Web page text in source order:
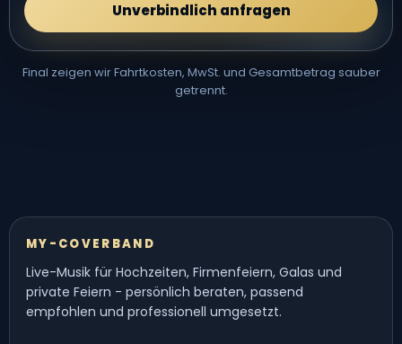
Unverbindlich anfragen
Final zeigen wir Fahrtkosten, MwSt. und Gesamtbetrag sauber
getrennt.
MY-COVERBAND
Live-Musik für Hochzeiten, Firmenfeiern, Galas und
private Feiern - persönlich beraten, passend
empfohlen und professionell umgesetzt.